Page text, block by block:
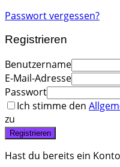
Passwort vergessen?
Registrieren
Benutzername
E-Mail-Adresse
Passwort
Ich stimme den
zu
Registrieren
Hast du bereits ein